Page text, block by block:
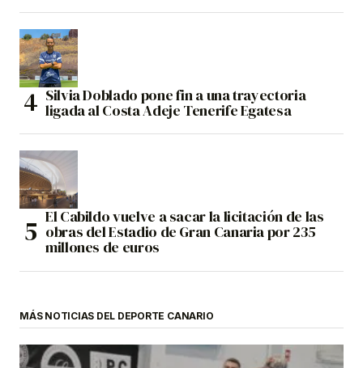
Silvia Doblado pone fin a una trayectoria
ligada al Costa Adeje Tenerife Egatesa
El Cabildo vuelve a sacar la licitación de las
obras del Estadio de Gran Canaria por 235
millones de euros
MÁS NOTICIAS DEL DEPORTE CANARIO